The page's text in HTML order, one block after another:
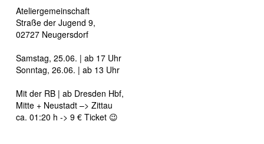
Ateliergemeinschaft
Straße der Jugend 9,
02727 Neugersdorf
Samstag, 25.06. | ab 17 Uhr
Sonntag, 26.06. | ab 13 Uhr
Mit der RB | ab Dresden Hbf,
Mitte + Neustadt –> Zittau
ca. 01:20 h -> 9 € Ticket 😉